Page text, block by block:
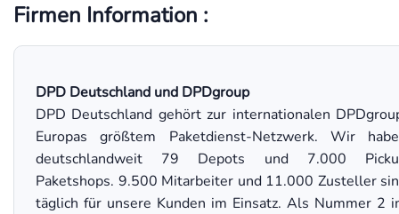
Firmen Information :
DPD Deutschland und DPDgroup
DPD Deutschland gehört zur internationalen
Europas größtem Paketdienst-Netzwerk. Wir
deutschlandweit 79 Depots und 7.000
Paketshops. 9.500 Mitarbeiter und 11.000 Zusteller
täglich für unsere Kunden im Einsatz. Als Nummer 2